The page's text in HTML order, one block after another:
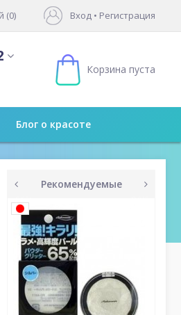
(0) Вход • Регистрация
Корзина пуста
Блог о красоте
Рекомендуемые